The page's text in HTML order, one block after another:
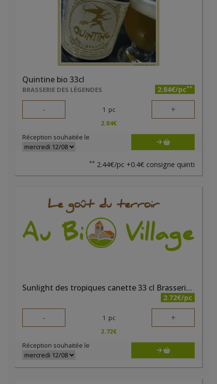
Quintine bio 33cl
BRASSERIE DES LÉGENDES 2.84€/pc**
- 1 pc +
2.84€
Réception souhaitée le
** 2.44€/pc +0.4€ consigne quinti
Sunlight des tropiques canette 33 cl Brasserie du Borinage
2.72€/pc
- 1 pc +
2.72€
Réception souhaitée le